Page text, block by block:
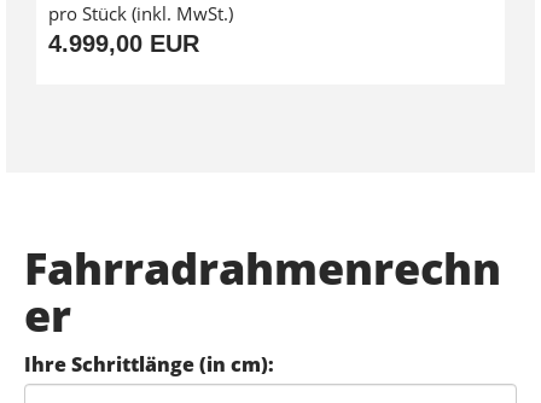
pro Stück (inkl. MwSt.)
4.999,00 EUR
Fahrradrahmenrechn
er
Ihre Schrittlänge (in cm):